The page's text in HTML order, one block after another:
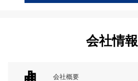
会社情報
会社概要